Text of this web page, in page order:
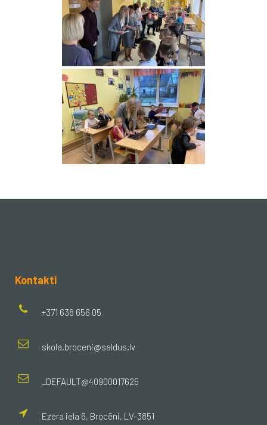
Kontakti
+371 638 656 05
skola.broceni@saldus.lv
_DEFAULT@40900017625
Ezera iela 6, Brocēni, LV-3851